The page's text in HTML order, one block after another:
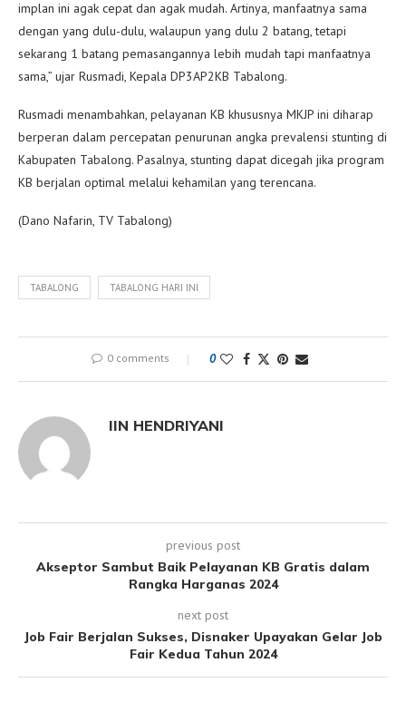
implan ini agak cepat dan agak mudah. Artinya, manfaatnya sama
dengan yang dulu-dulu, walaupun yang dulu 2 batang, tetapi
sekarang 1 batang pemasangannya lebih mudah tapi manfaatnya
sama,” ujar Rusmadi, Kepala DP3AP2KB Tabalong.
Rusmadi menambahkan, pelayanan KB khususnya MKJP ini diharap
berperan dalam percepatan penurunan angka prevalensi stunting di
Kabupaten Tabalong. Pasalnya, stunting dapat dicegah jika program
KB berjalan optimal melalui kehamilan yang terencana.
(Dano Nafarin, TV Tabalong)
TABALONG TABALONG HARI INI
0 comments 0
IIN HENDRIYANI
previous post
Akseptor Sambut Baik Pelayanan KB Gratis dalam
Rangka Harganas 2024
next post
Job Fair Berjalan Sukses, Disnaker Upayakan Gelar Job
Fair Kedua Tahun 2024